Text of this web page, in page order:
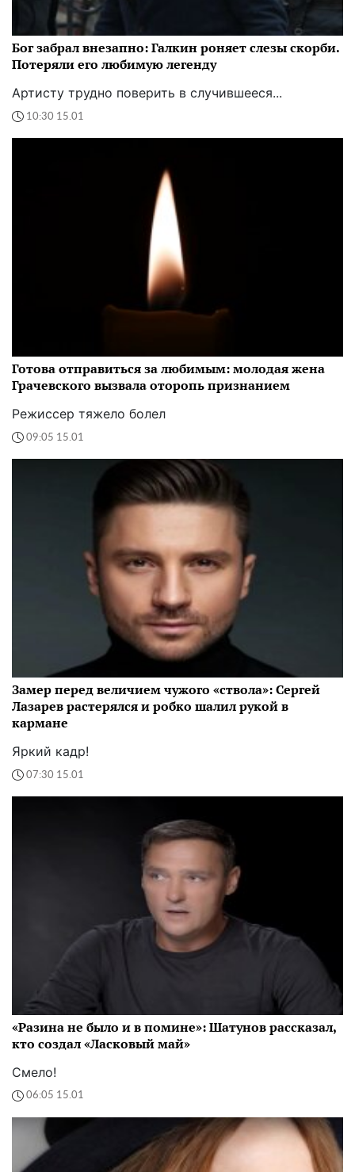
Бог забрал внезапно: Галкин роняет слезы скорби.
Потеряли его любимую легенду
Артисту трудно поверить в случившееся...
10:30 15.01
Готова отправиться за любимым: молодая жена
Грачевского вызвала оторопь признанием
Режиссер тяжело болел
09:05 15.01
Замер перед величием чужого «ствола»: Сергей
Лазарев растерялся и робко шалил рукой в
кармане
Яркий кадр!
07:30 15.01
«Разина не было и в помине»: Шатунов рассказал,
кто создал «Ласковый май»
Смело!
06:05 15.01